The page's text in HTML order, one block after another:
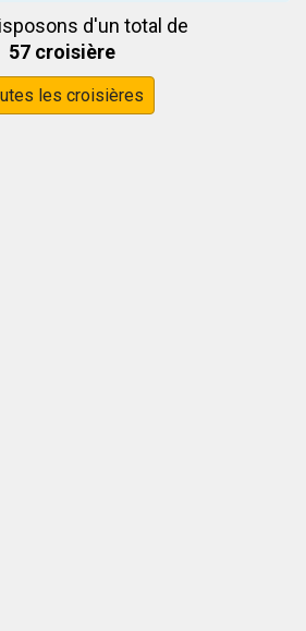
d'un total de
57 croisière
les croisières